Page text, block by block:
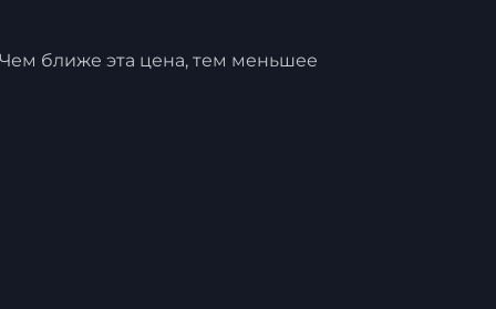
ближе эта цена, тем меньшее